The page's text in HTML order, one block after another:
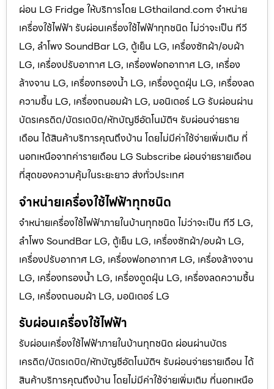
ผ่อน LG Fridge ให้บริการโดย LGthailand.com จำหน่าย
เครื่องใช้ไฟฟ้า รับผ่อนเครื่องใช้ไฟฟ้าทุกชนิด ไม่ว่าจะเป็น ทีวี
LG, ลำโพง SoundBar LG, ตู้เย็น LG, เครื่องซักผ้า/อบผ้า
LG, เครื่องปรับอากาศ LG, เครื่องฟอกอากาศ LG, เครื่อง
ล้างจาน LG, เครื่องกรองน้ำ LG, เครื่องดูดฝุ่น LG, เครื่องลด
ความชื้น LG, เครื่องถนอมผ้า LG, มอนิเตอร์ LG รับผ่อนผ่าน
บัตรเครดิต/บัตรเดบิต/หักบัญชีอัตโนมัติฯ รับผ่อนจ่ายราย
เดือน ได้สินค้าบริการคุณถึงบ้าน โดยไม่มีค่าใช้จ่ายเพิ่มเติม ที่
นอกเหนือจากค่ารายเดือน LG Subscribe ผ่อนจ่ายรายเดือน
ที่สุดของความคุ้มในระยะยาว ส่งทั่วประเทศ
จำหน่ายเครื่องใช้ไฟฟ้าทุกชนิด
จำหน่ายเครื่องใช้ไฟฟ้าภายในบ้านทุกชนิด ไม่ว่าจะเป็น ทีวี LG,
ลำโพง SoundBar LG, ตู้เย็น LG, เครื่องซักผ้า/อบผ้า LG,
เครื่องปรับอากาศ LG, เครื่องฟอกอากาศ LG, เครื่องล้างจาน
LG, เครื่องกรองน้ำ LG, เครื่องดูดฝุ่น LG, เครื่องลดความชื้น
LG, เครื่องถนอมผ้า LG, มอนิเตอร์ LG
รับผ่อนเครื่องใช้ไฟฟ้า
รับผ่อนเครื่องใช้ไฟฟ้าภายในบ้านทุกชนิด ผ่อนผ่านบัตร
เครดิต/บัตรเดบิต/หักบัญชีอัตโนมัติฯ รับผ่อนจ่ายรายเดือน ได้
สินค้าบริการคุณถึงบ้าน โดยไม่มีค่าใช้จ่ายเพิ่มเติม ที่นอกเหนือ